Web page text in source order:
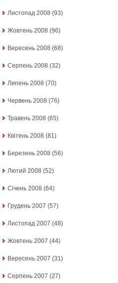
Листопад 2008 (93)
Жовтень 2008 (96)
Вересень 2008 (68)
Серпень 2008 (32)
Липень 2008 (70)
Червень 2008 (76)
Травень 2008 (65)
Квітень 2008 (81)
Березень 2008 (56)
Лютий 2008 (52)
Січень 2008 (64)
Грудень 2007 (57)
Листопад 2007 (48)
Жовтень 2007 (44)
Вересень 2007 (31)
Серпень 2007 (27)